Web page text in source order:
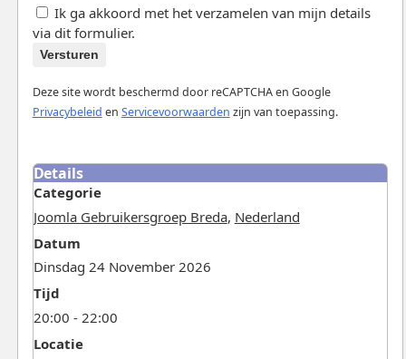
Ik ga akkoord met het verzamelen van mijn details
via dit formulier.
Versturen
Deze site wordt beschermd door reCAPTCHA en Google
Privacybeleid en Servicevoorwaarden zijn van toepassing.
Details
Categorie
Joomla Gebruikersgroep Breda, Nederland
Datum
Dinsdag 24 November 2026
Tijd
20:00 - 22:00
Locatie